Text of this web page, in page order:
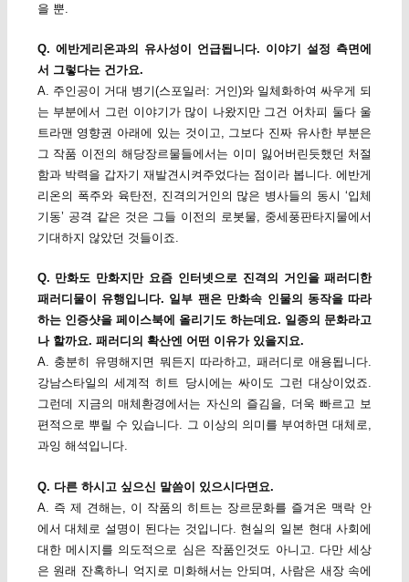
을 뿐.
Q. 에반게리온과의 유사성이 언급됩니다. 이야기 설정 측면에
서 그렇다는 건가요.
A. 주인공이 거대 병기(스포일러: 거인)와 일체화하여 싸우게 되
는 부분에서 그런 이야기가 많이 나왔지만 그건 어차피 둘다 울
트라맨 영향권 아래에 있는 것이고, 그보다 진짜 유사한 부분은
그 작품 이전의 해당장르물들에서는 이미 잃어버린듯했던 처절
함과 박력을 갑자기 재발견시켜주었다는 점이라 봅니다. 에반게
리온의 폭주와 육탄전, 진격의거인의 많은 병사들의 동시 ‘입체
기동’ 공격 같은 것은 그들 이전의 로봇물, 중세풍판타지물에서
기대하지 않았던 것들이죠.
Q. 만화도 만화지만 요즘 인터넷으로 진격의 거인을 패러디한
패러디물이 유행입니다. 일부 팬은 만화속 인물의 동작을 따라
하는 인증샷을 페이스북에 올리기도 하는데요. 일종의 문화라고
나 할까요. 패러디의 확산엔 어떤 이유가 있을지요.
A. 충분히 유명해지면 뭐든지 따라하고, 패러디로 애용됩니다.
강남스타일의 세계적 히트 당시에는 싸이도 그런 대상이었죠.
그런데 지금의 매체환경에서는 자신의 즐김을, 더욱 빠르고 보
편적으로 뿌릴 수 있습니다. 그 이상의 의미를 부여하면 대체로,
과잉 해석입니다.
Q. 다른 하시고 싶으신 말씀이 있으시다면요.
A. 즉 제 견해는, 이 작품의 히트는 장르문화를 즐겨온 맥락 안
에서 대체로 설명이 된다는 것입니다. 현실의 일본 현대 사회에
대한 메시지를 의도적으로 심은 작품인것도 아니고. 다만 세상
은 원래 잔혹하니 억지로 미화해서는 안되며, 사람은 새장 속에